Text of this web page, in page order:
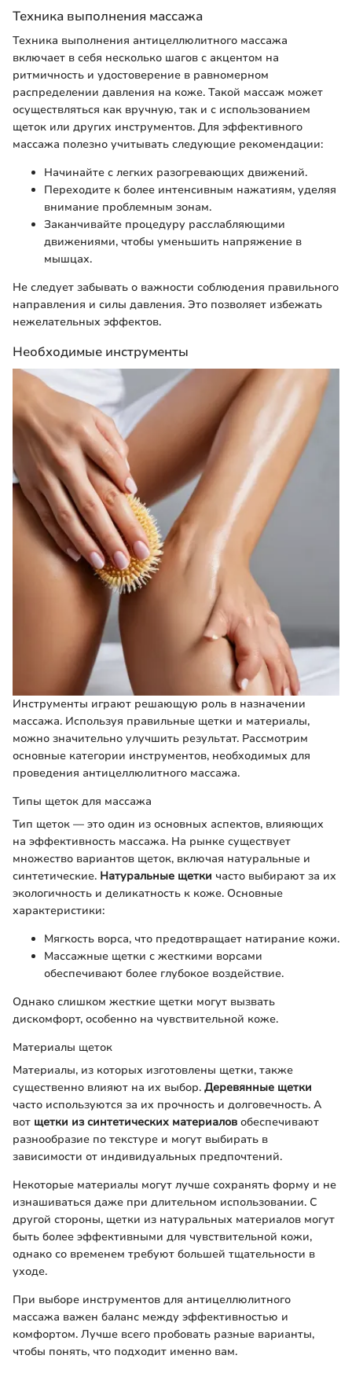
Техника выполнения массажа
Техника выполнения антицеллюлитного массажа
включает в себя несколько шагов с акцентом на
ритмичность и удостоверение в равномерном
распределении давления на коже. Такой массаж может
осуществляться как вручную, так и с использованием
щеток или других инструментов. Для эффективного
массажа полезно учитывать следующие рекомендации:
Начинайте с легких разогревающих движений.
Переходите к более интенсивным нажатиям, уделяя
внимание проблемным зонам.
Заканчивайте процедуру расслабляющими
движениями, чтобы уменьшить напряжение в
мышцах.
Не следует забывать о важности соблюдения правильного
направления и силы давления. Это позволяет избежать
нежелательных эффектов.
Необходимые инструменты
Инструменты играют решающую роль в назначении
массажа. Используя правильные щетки и материалы,
можно значительно улучшить результат. Рассмотрим
основные категории инструментов, необходимых для
проведения антицеллюлитного массажа.
Типы щеток для массажа
Тип щеток — это один из основных аспектов, влияющих
на эффективность массажа. На рынке существует
множество вариантов щеток, включая натуральные и
синтетические. Натуральные щетки часто выбирают за их
экологичность и деликатность к коже. Основные
характеристики:
Мягкость ворса, что предотвращает натирание кожи.
Массажные щетки с жесткими ворсами
обеспечивают более глубокое воздействие.
Однако слишком жесткие щетки могут вызвать
дискомфорт, особенно на чувствительной коже.
Материалы щеток
Материалы, из которых изготовлены щетки, также
существенно влияют на их выбор. Деревянные щетки
часто используются за их прочность и долговечность. А
вот щетки из синтетических материалов обеспечивают
разнообразие по текстуре и могут выбирать в
зависимости от индивидуальных предпочтений.
Некоторые материалы могут лучше сохранять форму и не
изнашиваться даже при длительном использовании. С
другой стороны, щетки из натуральных материалов могут
быть более эффективными для чувствительной кожи,
однако со временем требуют большей тщательности в
уходе.
При выборе инструментов для антицеллюлитного
массажа важен баланс между эффективностью и
комфортом. Лучше всего пробовать разные варианты,
чтобы понять, что подходит именно вам.